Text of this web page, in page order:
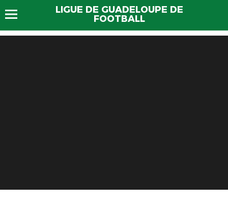
LIGUE DE GUADELOUPE DE
FOOTBALL